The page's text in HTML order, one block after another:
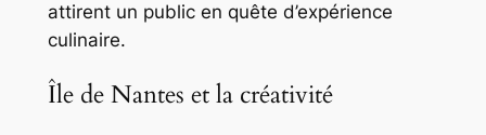
attirent un public en quête d’expérience
culinaire.
Île de Nantes et la créativité